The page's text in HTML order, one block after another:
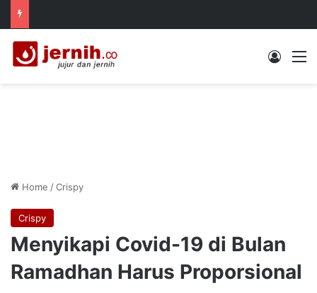
Log In
Home /Crispy
Crispy
Menyikapi Covid-19 di Bulan
Ramadhan Harus Proporsional